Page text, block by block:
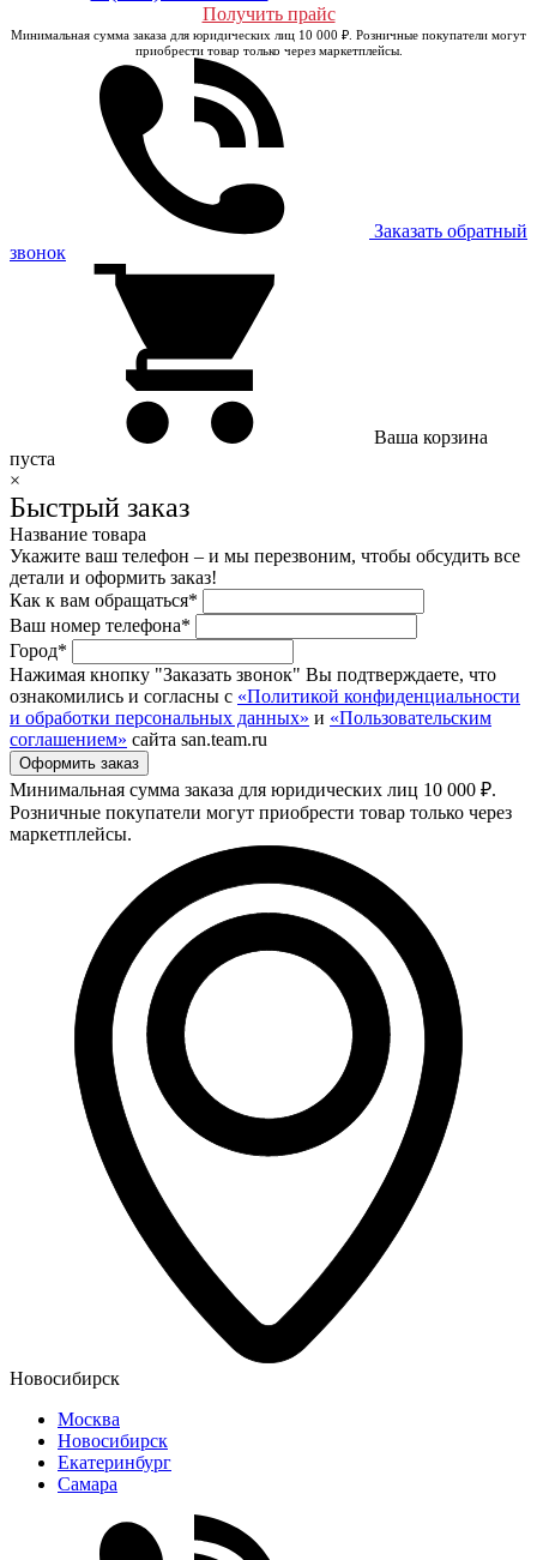
Получить прайс
Минимальная сумма заказа для юридических лиц 10 000 ₽. Розничные покупатели могут
приобрести товар только через маркетплейсы.
Заказать обратный
звонок
Ваша корзина
пуста
×
Быстрый заказ
Название товара
Укажите ваш телефон – и мы перезвоним, чтобы обсудить все
детали и оформить заказ!
Как к вам обращаться*
Ваш номер телефона*
Город*
Нажимая кнопку "Заказать звонок" Вы подтверждаете, что
ознакомились и согласны с «Политикой конфиденциальности
и обработки персональных данных» и «Пользовательским
соглашением» сайта san.team.ru
Минимальная сумма заказа для юридических лиц 10 000 ₽.
Розничные покупатели могут приобрести товар только через
маркетплейсы.
Новосибирск
Москва
Новосибирск
Екатеринбург
Самара